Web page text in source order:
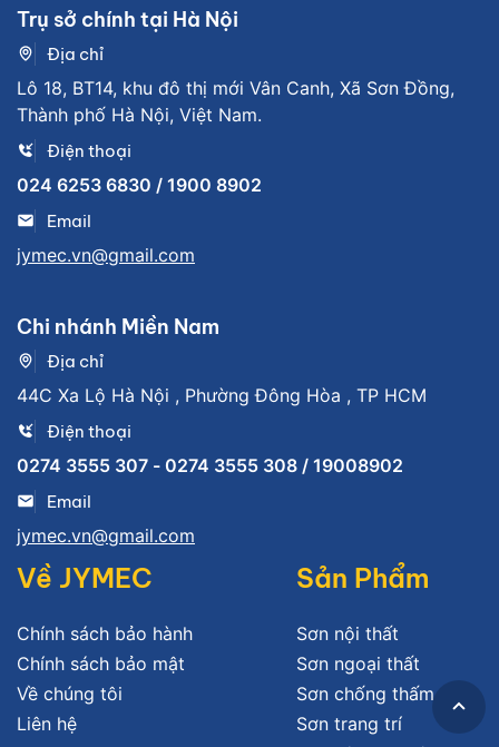
Trụ sở chính tại Hà Nội
Địa chỉ
Lô 18, BT14, khu đô thị mới Vân Canh, Xã Sơn Đồng,
Thành phố Hà Nội, Việt Nam.
Điện thoại
024 6253 6830 / 1900 8902
Email
jymec.vn@gmail.com
Chi nhánh Miền Nam
Địa chỉ
44C Xa Lộ Hà Nội , Phường Đông Hòa , TP HCM
Điện thoại
0274 3555 307 - 0274 3555 308 / 19008902
Email
jymec.vn@gmail.com
Về JYMEC
Chính sách bảo hành
Chính sách bảo mật
Về chúng tôi
Liên hệ
Sản Phẩm
Sơn nội thất
Sơn ngoại thất
Sơn chống thấm
Sơn trang trí